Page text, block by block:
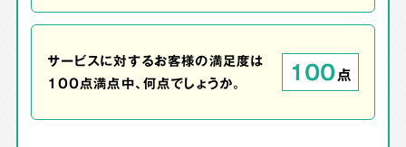
サービスに対するお客様の満足度は
100点満点中、何点でしょうか。
100点